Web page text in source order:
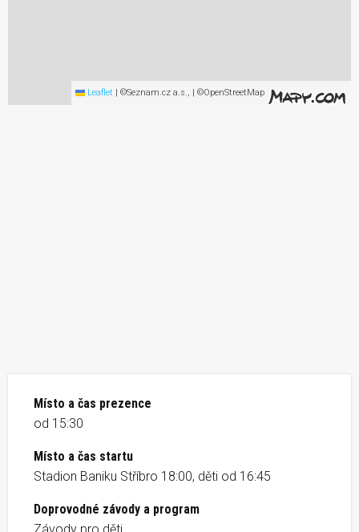
Leaflet | ©Seznam.cz a.s., | ©OpenStreetMap
Místo a čas prezence
od 15:30
Místo a čas startu
Stadion Baniku Stříbro 18:00, děti od 16:45
Doprovodné závody a program
Závody pro děti